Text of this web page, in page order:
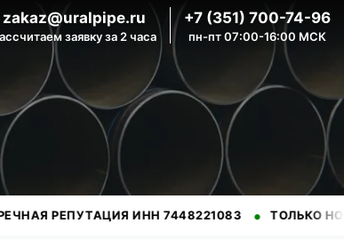
zakaz@uralpipe.ru
заявку за 2 часа
+7 (351) 700-74-96
пн-пт 07:00-16:00 МСК
ИНН 7448221083 • ТОЛЬКО НОВЫЕ